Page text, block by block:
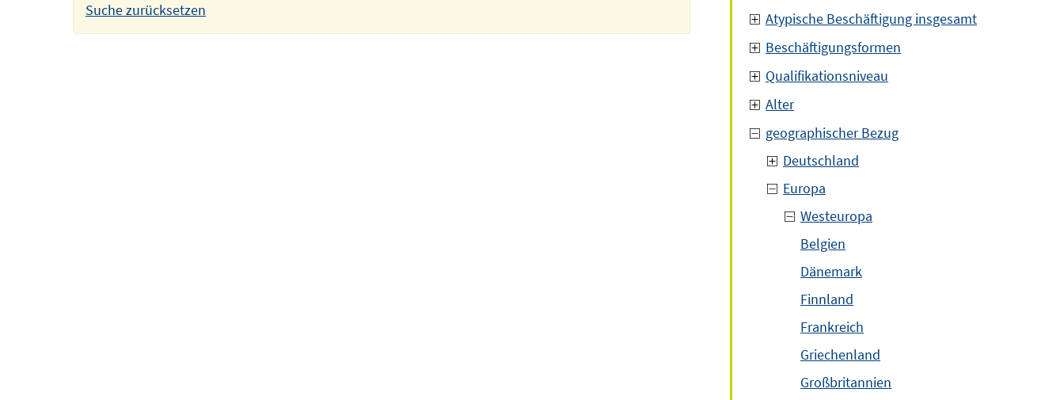
Suche zurücksetzen
Atypische Beschäftigung insgesamt
Beschäftigungsformen
Qualifikationsniveau
Alter
geographischer Bezug
Deutschland
Europa
Westeuropa
Belgien
Dänemark
Finnland
Frankreich
Griechenland
Großbritannien